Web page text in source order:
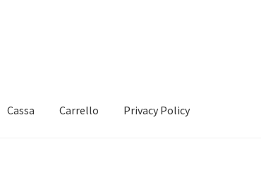
Cassa Carrello Privacy Policy